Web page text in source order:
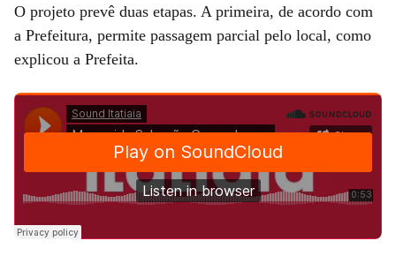
O projeto prevê duas etapas. A primeira, de acordo com
a Prefeitura, permite passagem parcial pelo local, como
explicou a Prefeita.